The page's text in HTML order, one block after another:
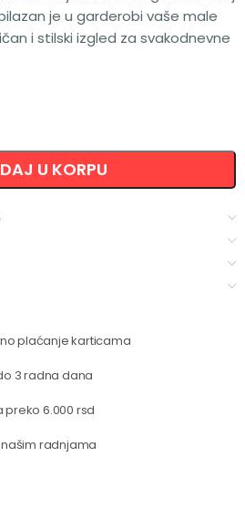
je u garderobi vaše male
i stilski izgled za svakodnevne
U KORPU
plaćanje karticama
3 radna dana
6.000 rsd
radnjama